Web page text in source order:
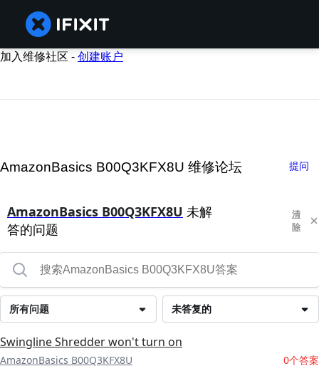
加入维修社区 -创建账户
AmazonBasics B00Q3KFX8U 维修论坛 提问
AmazonBasics B00Q3KFX8U 未解
答的问题
清
除
未答复的
所有问题
Swingline Shredder won't turn on
AmazonBasics B00Q3KFX8U 0个答案